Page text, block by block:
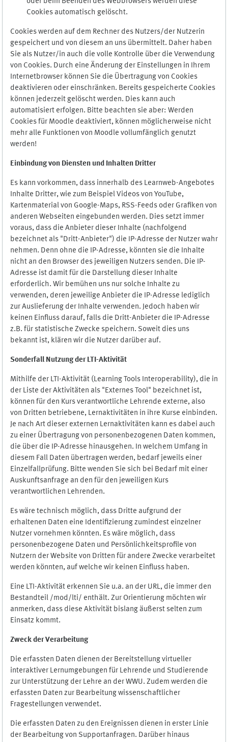
Cookies automatisch gelöscht.
Cookies werden auf dem Rechner des Nutzers/der Nutzerin
gespeichert und von diesem an uns übermittelt. Daher haben
Sie als Nutzer/in auch die volle Kontrolle über die Verwendung
von Cookies. Durch eine Änderung der Einstellungen in Ihrem
Internetbrowser können Sie die Übertragung von Cookies
deaktivieren oder einschränken. Bereits gespeicherte Cookies
können jederzeit gelöscht werden. Dies kann auch
automatisiert erfolgen. Bitte beachten sie aber: Werden
Cookies für Moodle deaktiviert, können möglicherweise nicht
mehr alle Funktionen von Moodle vollumfänglich genutzt
werden!
Einbindung von Diensten und Inhalten Dritter
Es kann vorkommen, dass innerhalb des Learnweb-Angebotes
Inhalte Dritter, wie zum Beispiel Videos von YouTube,
Kartenmaterial von Google-Maps, RSS-Feeds oder Grafiken von
anderen Webseiten eingebunden werden. Dies setzt immer
voraus, dass die Anbieter dieser Inhalte (nachfolgend
bezeichnet als "Dritt-Anbieter") die IP-Adresse der Nutzer wahr
nehmen. Denn ohne die IP-Adresse, könnten sie die Inhalte
nicht an den Browser des jeweiligen Nutzers senden. Die IP-
Adresse ist damit für die Darstellung dieser Inhalte
erforderlich. Wir bemühen uns nur solche Inhalte zu
verwenden, deren jeweilige Anbieter die IP-Adresse lediglich
zur Auslieferung der Inhalte verwenden. Jedoch haben wir
keinen Einfluss darauf, falls die Dritt-Anbieter die IP-Adresse
z.B. für statistische Zwecke speichern. Soweit dies uns
bekannt ist, klären wir die Nutzer darüber auf.
Sonderfall Nutzung der LTI-Aktivität
Mithilfe der LTI-Aktivität (Learning Tools Interoperability), die in
der Liste der Aktivitäten als "Externes Tool" bezeichnet ist,
können für den Kurs verantwortliche Lehrende externe, also
von Dritten betriebene, Lernaktivitäten in ihre Kurse einbinden.
Je nach Art dieser externen Lernaktivitäten kann es dabei auch
zu einer Übertragung von personenbezogenen Daten kommen,
die über die IP-Adresse hinausgehen. In welchem Umfang in
diesem Fall Daten übertragen werden, bedarf jeweils einer
Einzelfallprüfung. Bitte wenden Sie sich bei Bedarf mit einer
Auskunftsanfrage an den für den jeweiligen Kurs
verantwortlichen Lehrenden.
Es wäre technisch möglich, dass Dritte aufgrund der
erhaltenen Daten eine Identifizierung zumindest einzelner
Nutzer vornehmen könnten. Es wäre möglich, dass
personenbezogene Daten und Persönlichkeitsprofile von
Nutzern der Website von Dritten für andere Zwecke verarbeitet
werden könnten, auf welche wir keinen Einfluss haben.
Eine LTI-Aktivität erkennen Sie u.a. an der URL, die immer den
Bestandteil /mod/lti/ enthält. Zur Orientierung möchten wir
anmerken, dass diese Aktivität bislang äußerst selten zum
Einsatz kommt.
Zweck der Verarbeitung
Die erfassten Daten dienen der Bereitstellung virtueller
interaktiver Lernumgebungen für Lehrende und Studierende
zur Unterstützung der Lehre an der WWU. Zudem werden die
erfassten Daten zur Bearbeitung wissenschaftlicher
Fragestellungen verwendet.
Die erfassten Daten zu den Ereignissen dienen in erster Linie
der Bearbeitung von Supportanfragen. Darüber hinaus